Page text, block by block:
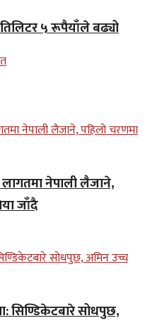
५ रूपैयाँले बढ्यो
नेपाली लैजाने,
जाँदै
सिण्डिकेटबारे सोधपुछ,